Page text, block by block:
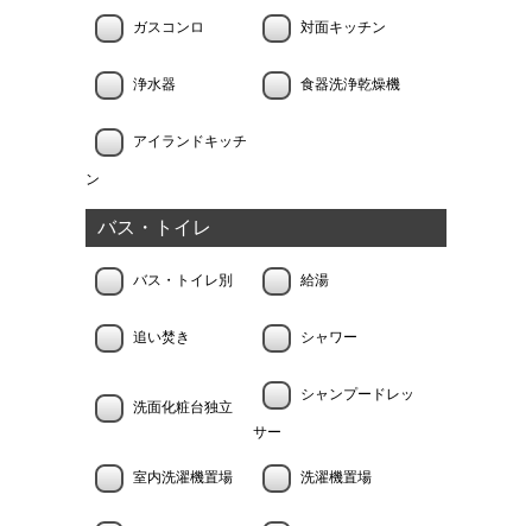
ガスコンロ 対面キッチン
浄水器 食器洗浄乾燥機
アイランドキッチ
ン
バス・トイレ
バス・トイレ別 給湯
追い焚き シャワー
洗面化粧台独立
シャンプードレッ
サー
室内洗濯機置場 洗濯機置場